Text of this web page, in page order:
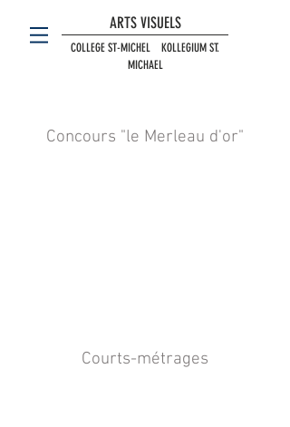
ARTS VISUELS
COLLEGE ST-MICHEL KOLLEGIUM ST.
MICHAEL
Concours "le Merleau d'or"
Courts-métrages